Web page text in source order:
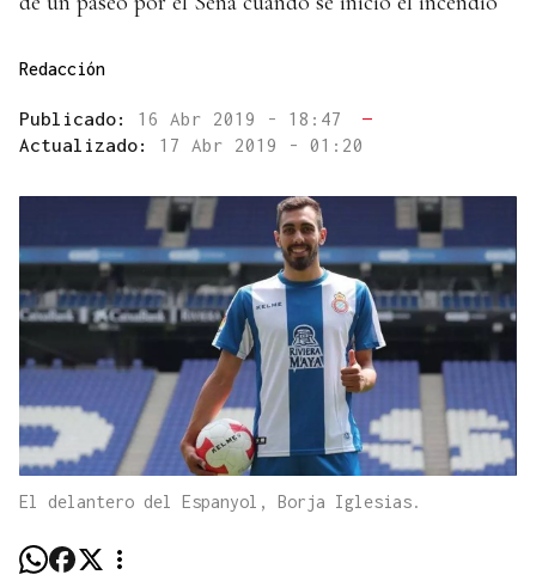
Redacción
Publicado: 16 Abr 2019 - 18:47
—
Actualizado: 17 Abr 2019 - 01:20
El delantero del Espanyol, Borja Iglesias.